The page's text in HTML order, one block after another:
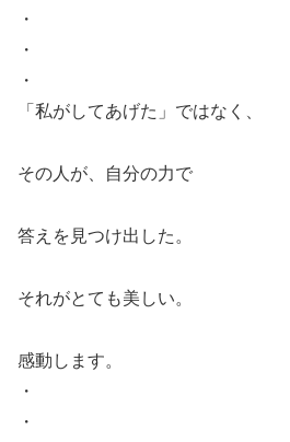
・
・
・
「私がしてあげた」ではなく、
その人が、自分の力で
答えを見つけ出した。
それがとても美しい。
感動します。
・
・